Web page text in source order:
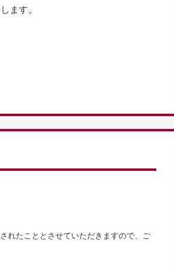
ます。
れたこととさせていただきますので、ご